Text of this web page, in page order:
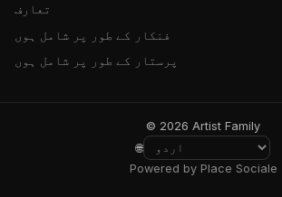
تعارف
فنکار کے طور پر شامل ہوں
پرستار کے طور پر شامل ہوں
© 2026 Artist Family
🌐
Powered by Place Sociale